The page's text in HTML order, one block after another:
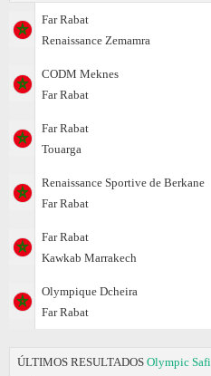
Far Rabat
Renaissance Zemamra
CODM Meknes
Far Rabat
Far Rabat
Touarga
Renaissance Sportive de Berkane
Far Rabat
Far Rabat
Kawkab Marrakech
Olympique Dcheira
Far Rabat
ÚLTIMOS RESULTADOS Olympic Safi